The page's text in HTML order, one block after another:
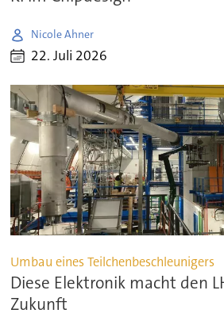
Nicole Ahner
22. Juli 2026
Umbau eines Teilchenbeschleunigers
Diese Elektronik macht den
Zukunft